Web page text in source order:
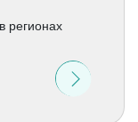
регионах